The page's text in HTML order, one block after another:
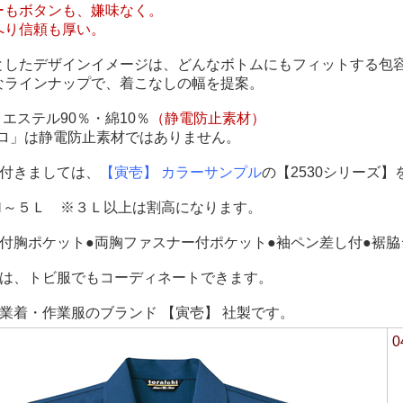
ボタンも、嫌味なく。
信頼も厚い。
したデザインイメージは、どんなボトムにもフィットする包
インナップで、着こなしの幅を提案。
ステル90％・綿10％
（静電防止素材）
は静電防止素材ではありません。
きましては、 【寅壱】 カラーサンプルの【2530シリーズ】
～５Ｌ ※３Ｌ以上は割高になります。
胸ポケット●両胸ファスナー付ポケット●袖ペン差し付●裾
、トビ服でもコーディネートできます。
着・作業服のブランド 【寅壱】 社製です。